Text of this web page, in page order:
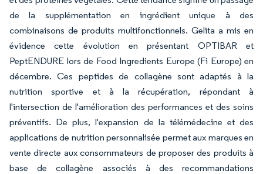
de la supplémentation en ingrédient unique à des
combinaisons de produits multifonctionnels. Gelita a mis en
évidence cette évolution en présentant OPTIBAR et
PeptENDURE lors de Food Ingredients Europe (Fi Europe) en
décembre. Ces peptides de collagène sont adaptés à la
nutrition sportive et à la récupération, répondant à
l'intersection de l'amélioration des performances et des soins
préventifs. De plus, l'expansion de la télémédecine et des
applications de nutrition personnalisée permet aux marques en
vente directe aux consommateurs de proposer des produits à
base de collagène associés à des recommandations